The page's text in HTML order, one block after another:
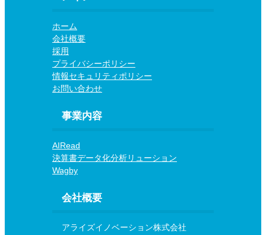
ホーム
会社概要
採用
プライバシーポリシー
情報セキュリティポリシー
お問い合わせ
事業内容
AIRead
決算書データ化分析リューション
Wagby
会社概要
アライズイノベーション株式会社